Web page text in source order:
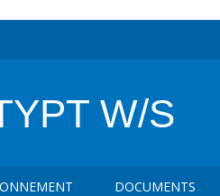
W/S
DOCUMENTS